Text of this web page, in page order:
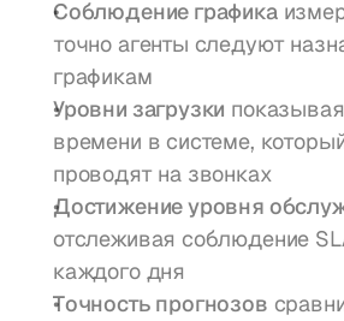
Соблюдение графика
точно агенты следуют
графикам
Уровни загрузки
времени в системе,
проводят на звонках
Достижение уровня
отслеживая соблюдение
каждого дня
Точность прогнозов